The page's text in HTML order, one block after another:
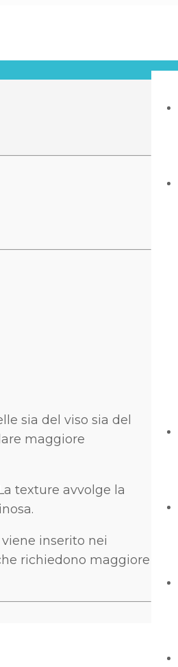
sia del viso sia del
maggiore
texture avvolge la
inserito nei
richiedono maggiore